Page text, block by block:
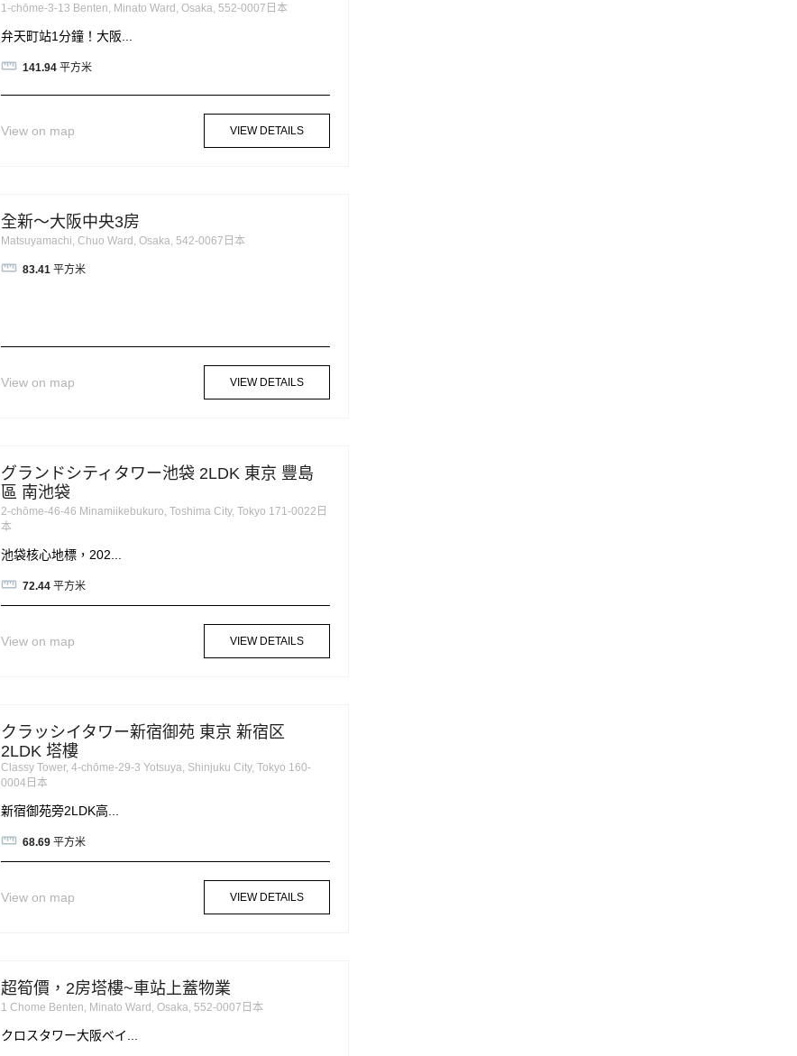
1-chōme-3-13 Benten, Minato Ward, Osaka, 552-0007日本
弁天町站1分鐘！大阪...
141.94 平方米
View on map VIEW DETAILS
全新～大阪中央3房
Matsuyamachi, Chuo Ward, Osaka, 542-0067日本
83.41 平方米
View on map VIEW DETAILS
グランドシティタワー池袋 2LDK 東京 豐島
區 南池袋
2-chōme-46-46 Minamiikebukuro, Toshima City, Tokyo 171-0022日
本
池袋核心地標，202...
72.44 平方米
View on map VIEW DETAILS
クラッシイタワー新宿御苑 東京 新宿区
2LDK 塔樓
Classy Tower, 4-chōme-29-3 Yotsuya, Shinjuku City, Tokyo 160-
0004日本
新宿御苑旁2LDK高...
68.69 平方米
View on map VIEW DETAILS
超筍價，2房塔樓~車站上蓋物業
1 Chome Benten, Minato Ward, Osaka, 552-0007日本
クロスタワー大阪ベイ...